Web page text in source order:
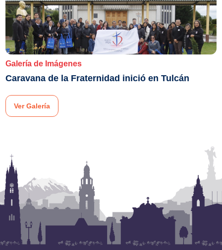
Galería de Imágenes
Caravana de la Fraternidad inició en Tulcán
Ver Galería